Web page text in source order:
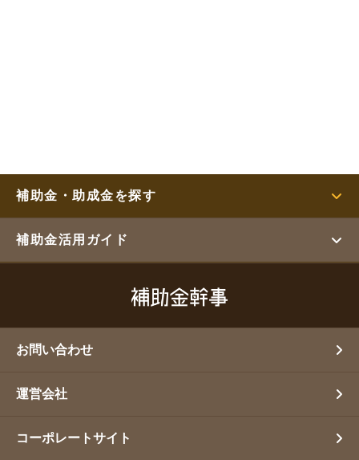
補助金・助成金を探す
補助金活用ガイド
お問い合わせ
運営会社
コーポレートサイト